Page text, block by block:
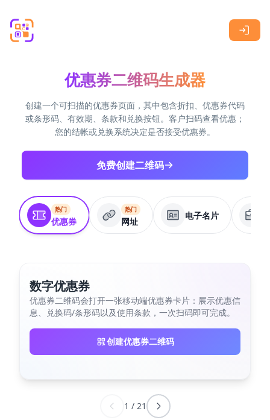
优惠券二维码生成器
创建一个可扫描的优惠券页面，其中包含折扣、优惠券代码
或条形码、有效期、条款和兑换按钮。客户扫码查看优惠；
您的结帐或兑换系统决定是否接受优惠券。
免费创建二维码
热门
优惠券
热门
网址
电子名片
数字优惠券
优惠券二维码会打开一张移动端优惠券卡片：展示优惠信
息、兑换码/条形码以及使用条款，一次扫码即可完成。
创建优惠券二维码
1 / 21